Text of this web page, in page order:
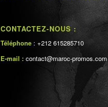
CONTACTEZ-NOUS :
Téléphone : +212 615285710
E-mail : contact@maroc-promos.com